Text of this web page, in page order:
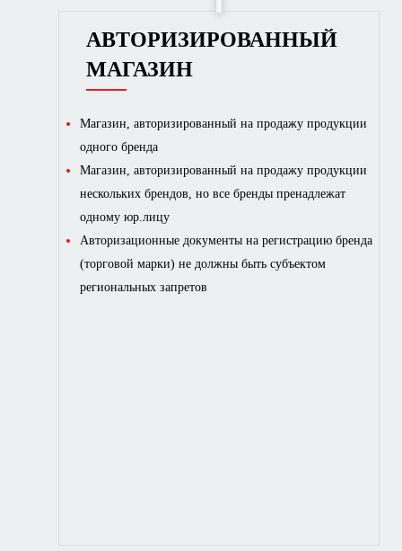
АВТОРИЗИРОВАННЫЙ
МАГАЗИН
Магазин, авторизированный на продажу продукции
одного бренда
Магазин, авторизированный на продажу продукции
нескольких брендов, но все бренды пренадлежат
одному юр.лицу
Авторизационные документы на регистрацию бренда
(торговой марки) не должны быть субъектом
региональных запретов